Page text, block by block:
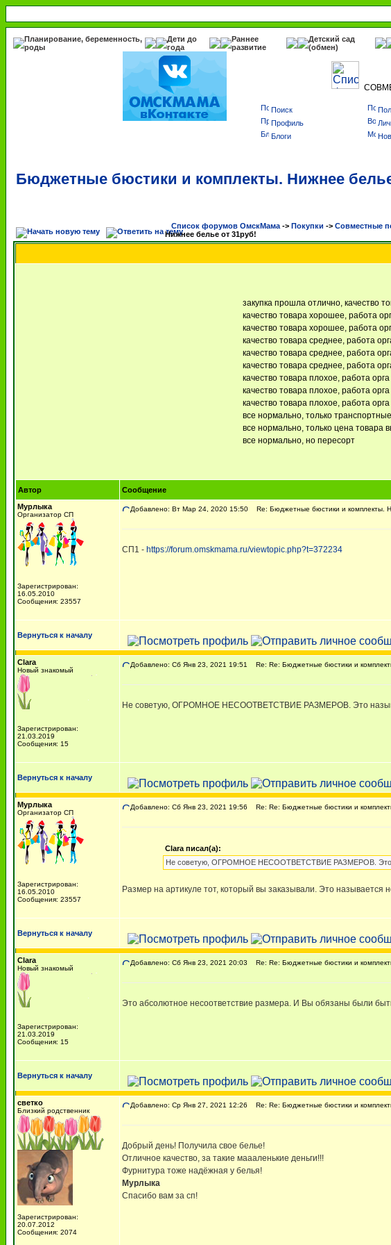
Планирование, беременность,
роды
Дети до
года
Раннее
развитие
Детский сад
(обмен)
Поиск
Профиль
Блоги
Бюджетные бюстики и комплекты. Нижнее
Список форумов ОмскМама -> Покупки -> Cовместные
Нижнее белье от 31руб!
закупка прошла отлично, качество
качество товара хорошее, работа
качество товара хорошее, работа
качество товара среднее, работа
качество товара среднее, работа
качество товара среднее, работа
качество товара плохое, работа
качество товара плохое, работа
качество товара плохое, работа
все нормально, только
все нормально, только цена товара
все нормально, но пересорт
Автор
Сообщение
Мурлыка
Организатор СП
Зарегистрирован:
16.05.2010
Сообщения: 23557
Добавлено: Вт Мар 24, 2020 15:50 Re: Бюджетные бюстики и комплекты.
СП1 - https://forum.omskmama.ru/viewtopic.php?t=372234
Вернуться к началу
Clara
Новый знакомый
Зарегистрирован:
21.03.2019
Сообщения: 15
Добавлено: Сб Янв 23, 2021 19:51 Re: Re: Бюджетные бюстики и
Не советую, ОГРОМНОЕ НЕСООТВЕТСТВИЕ РАЗМЕРОВ. Это
Вернуться к началу
Мурлыка
Организатор СП
Зарегистрирован:
16.05.2010
Сообщения: 23557
Добавлено: Сб Янв 23, 2021 19:56 Re: Re: Бюджетные бюстики и
Clara писал(а):
Не советую, ОГРОМНОЕ НЕСООТВЕТСТВИЕ РАЗМЕРОВ. Это
Размер на артикуле тот, который вы заказывали. Это
Вернуться к началу
Clara
Новый знакомый
Зарегистрирован:
21.03.2019
Сообщения: 15
Добавлено: Сб Янв 23, 2021 20:03 Re: Re: Бюджетные бюстики и
Это абсолютное несоответствие размера. И Вы обязаны были
Вернуться к началу
светко
Близкий родственник
Зарегистрирован:
20.07.2012
Сообщения: 2074
Добавлено: Ср Янв 27, 2021 12:26 Re: Re: Бюджетные бюстики и
Добрый день! Получила свое белье!
Отличное качество, за такие маааленькие деньги!!!
Фурнитура тоже надёжная у белья!
Мурлыка
Спасибо вам за сп!